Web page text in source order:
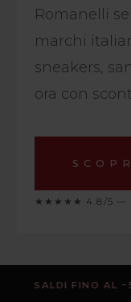
Romanelli
marchi
sneakers,
ora con
★★★★★ 4.8/5 —
SALDI FINO AL